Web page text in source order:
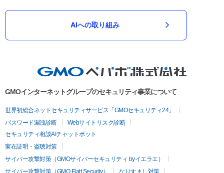
AIへの取り組み
GMOインターネットグループのセキュリティ事業について
世界初総合ネットセキュリティサービス「GMOセキュリティ24」
パスワード漏洩診断
Webサイトリスク診断
セキュリティ相談AIチャットボット
実在証明・盗聴対策
サイバー攻撃対策（GMOサイバーセキュリティ byイエラエ）
サイバー攻撃対策（GMO Flatt Security）
なりすまし対策